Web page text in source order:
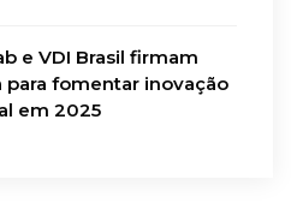
e VDI Brasil firmam
para fomentar inovação
em 2025